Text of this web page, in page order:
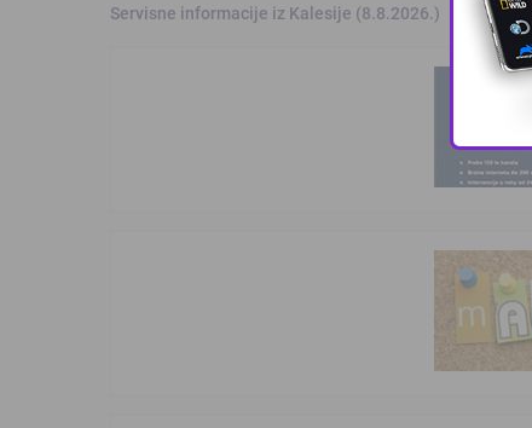
Servisne informacije iz Kalesije (8.8.2026.)